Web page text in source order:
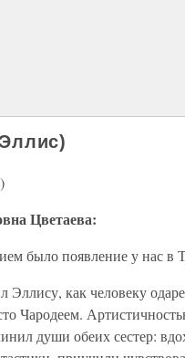
Цветаева:
было появление у нас в
Эллису, как человеку
Чародеем.
души обеих сестер: